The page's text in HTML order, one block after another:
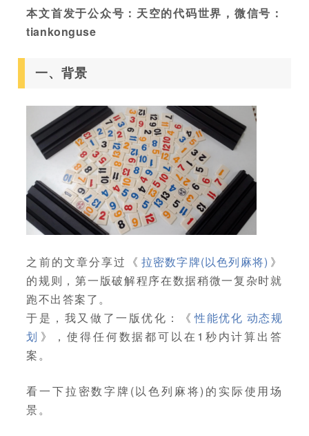
本文首发于公众号：天空的代码世界，微信号：
tiankonguse
一、背景
之前的文章分享过《 拉密数字牌(以色列麻将) 》
的规则，第一版破解程序在数据稍微一复杂时就
跑不出答案了。
于是，我又做了一版优化：《 性能优化 动态规
划 》，使得任何数据都可以在1秒内计算出答
案。
看一下拉密数字牌(以色列麻将)的实际使用场
景。